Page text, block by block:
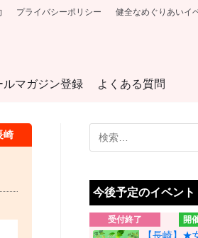
プライバシーポリシー 健全なめぐりあいイ
ルマガジン登録 よくある質問
崎
今後予定のイベント
受付終了 開
【長崎】